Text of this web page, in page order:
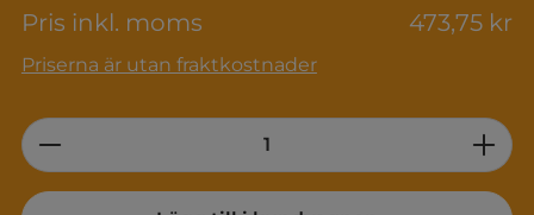
Pris inkl. moms 473,75 kr
Priserna är utan fraktkostnader
Product Quantity: Enter the desired